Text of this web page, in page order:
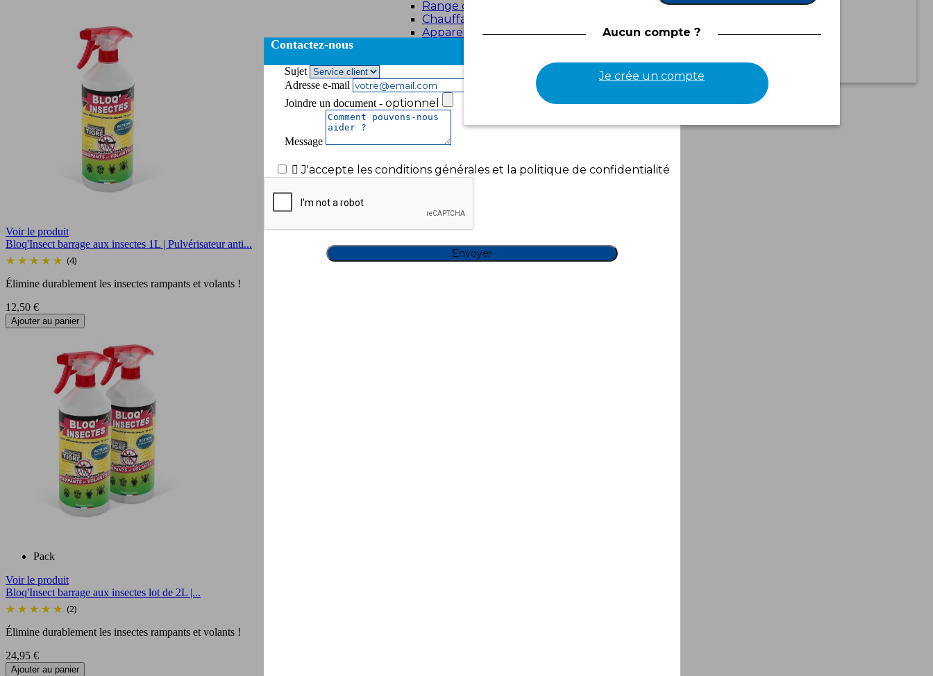
Contactez-nous
Sujet
Adresse e-mail
Joindre un document - optionnel
Message
 J'accepte les conditions générales et la politique de confidentialité
Aucun compte ?
Je crée un compte
Range chaussures
Chauffages d'appoint
Appareils électroniques
Voir le produit
Bloq'Insect barrage aux insectes 1L | Pulvérisateur anti...
(4)
Élimine durablement les insectes rampants et volants !
Prix
12,50 €
Ajouter au panier
Pack
Voir le produit
Bloq'Insect barrage aux insectes lot de 2L |...
(2)
Élimine durablement les insectes rampants et volants !
Prix
24,95 €
Ajouter au panier